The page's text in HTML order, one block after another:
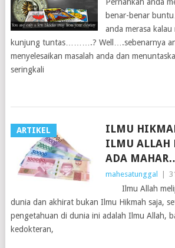
benar-benar
anda merasa
kunjung tuntas……….? Well….sebenarnya
menyelesaikan masalah anda dan
seringkali
ARTIKEL
ILMU
ILMU ALLAH
ADA
mahesatunggal |
Ilmu Allah
dunia dan akhirat bukan Ilmu Hikmah saja,
pengetahuan di dunia ini adalah Ilmu Allah,
kedokteran,